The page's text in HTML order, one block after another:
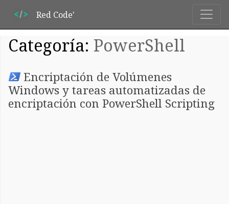
Red Code'
Categoría: PowerShell
Encriptación de Volúmenes
Windows y tareas automatizadas de
encriptación con PowerShell Scripting